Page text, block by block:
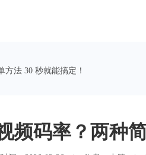
方法 30 秒就能搞定！
频码率？两种